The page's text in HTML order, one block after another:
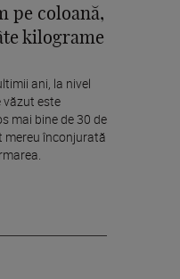
pe coloană,
kilograme
ani, la nivel
văzut este
mai bine de 30 de
mereu înconjurată